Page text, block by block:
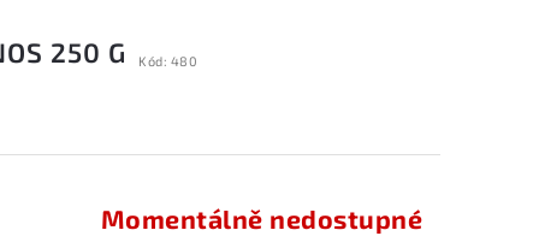
250 G Kód: 480
Momentálně nedostupné